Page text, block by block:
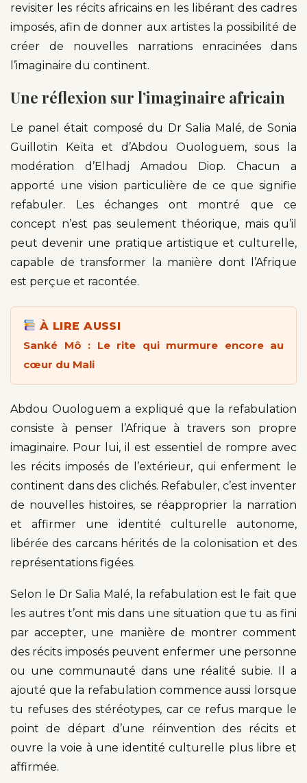
revisiter les récits africains en les libérant des cadres
imposés, afin de donner aux artistes la possibilité de
créer de nouvelles narrations enracinées dans
l’imaginaire du continent.
Une réflexion sur l’imaginaire africain
Le panel était composé du Dr Salia Malé, de Sonia
Guillotin Keïta et d’Abdou Ouologuem, sous la
modération d’Elhadj Amadou Diop. Chacun a
apporté une vision particulière de ce que signifie
refabuler. Les échanges ont montré que ce
concept n’est pas seulement théorique, mais qu’il
peut devenir une pratique artistique et culturelle,
capable de transformer la manière dont l’Afrique
est perçue et racontée.
À LIRE AUSSI
Sanké Mô : Le rite qui murmure encore au
cœur du Mali
Abdou Ouologuem a expliqué que la refabulation
consiste à penser l’Afrique à travers son propre
imaginaire. Pour lui, il est essentiel de rompre avec
les récits imposés de l’extérieur, qui enferment le
continent dans des clichés. Refabuler, c’est inventer
de nouvelles histoires, se réapproprier la narration
et affirmer une identité culturelle autonome,
libérée des carcans hérités de la colonisation et des
représentations figées.
Selon le Dr Salia Malé, la refabulation est le fait que
les autres t’ont mis dans une situation que tu as fini
par accepter, une manière de montrer comment
des récits imposés peuvent enfermer une personne
ou une communauté dans une réalité subie. Il a
ajouté que la refabulation commence aussi lorsque
tu refuses des stéréotypes, car ce refus marque le
point de départ d’une réinvention des récits et
ouvre la voie à une identité culturelle plus libre et
affirmée.